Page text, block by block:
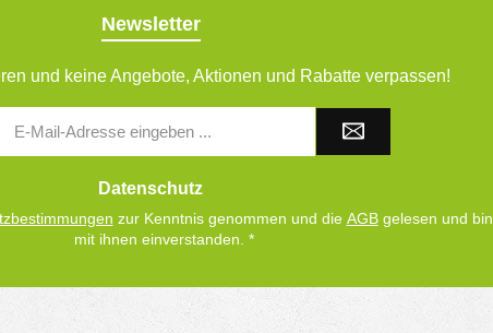
Newsletter
und keine Angebote, Aktionen und Rabatte verpassen!
Datenschutz
zur Kenntnis genommen und die AGBgelesen und bin
mit ihnen einverstanden. *